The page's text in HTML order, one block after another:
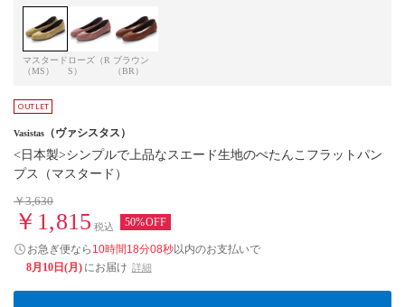
マスタード
（MS）
ローズ（R
S）
ブラウン
（BR）
Vasistas （ヴァシスタス）
<日本製>シンプルで上品なスエード生地のぺたんこフラットパン
プス（マスタード）
￥3,630
￥1,815 税込 50%OFF
お急ぎ便なら 10時間18分07秒以内のお支払いで
8月10日(月) にお届け 詳細